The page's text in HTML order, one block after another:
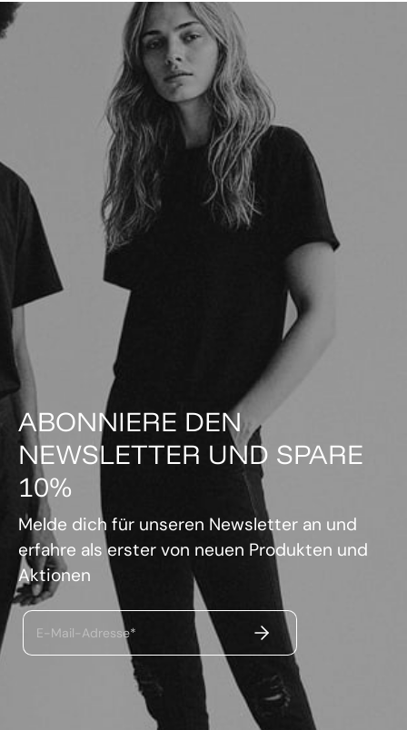
ABONNIERE DEN
NEWSLETTER UND SPARE
10%
Melde dich für unseren Newsletter an und
erfahre als erster von neuen Produkten und
Aktionen
E-Mail-Adresse* ABSENDEN